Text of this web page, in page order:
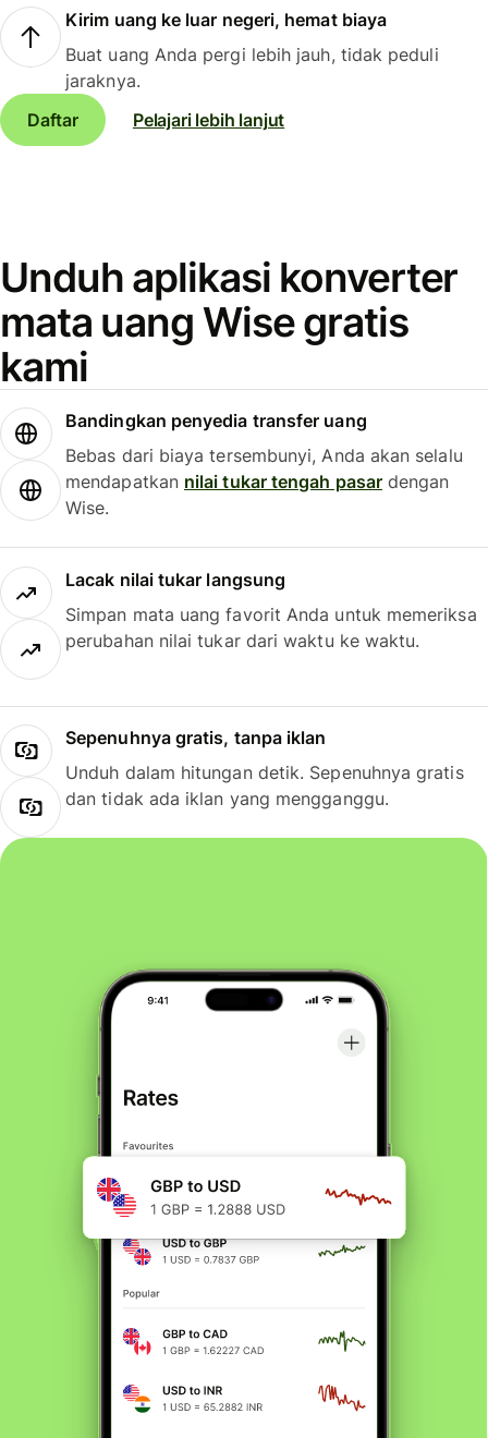
Kirim uang ke luar negeri, hemat biaya
Buat uang Anda pergi lebih jauh, tidak peduli
jaraknya.
Daftar
Pelajari lebih lanjut
Unduh aplikasi konverter
mata uang Wise gratis
kami
Bandingkan penyedia transfer uang
Bebas dari biaya tersembunyi, Anda akan selalu
mendapatkan nilai tukar tengah pasardengan
Wise.
Lacak nilai tukar langsung
Simpan mata uang favorit Anda untuk memeriksa
perubahan nilai tukar dari waktu ke waktu.
Sepenuhnya gratis, tanpa iklan
Unduh dalam hitungan detik. Sepenuhnya gratis
dan tidak ada iklan yang mengganggu.